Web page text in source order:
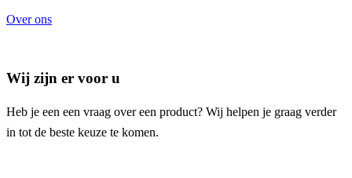
Over ons
Wij zijn er voor u
Heb je een een vraag over een product? Wij helpen je graag verder
in tot de beste keuze te komen.